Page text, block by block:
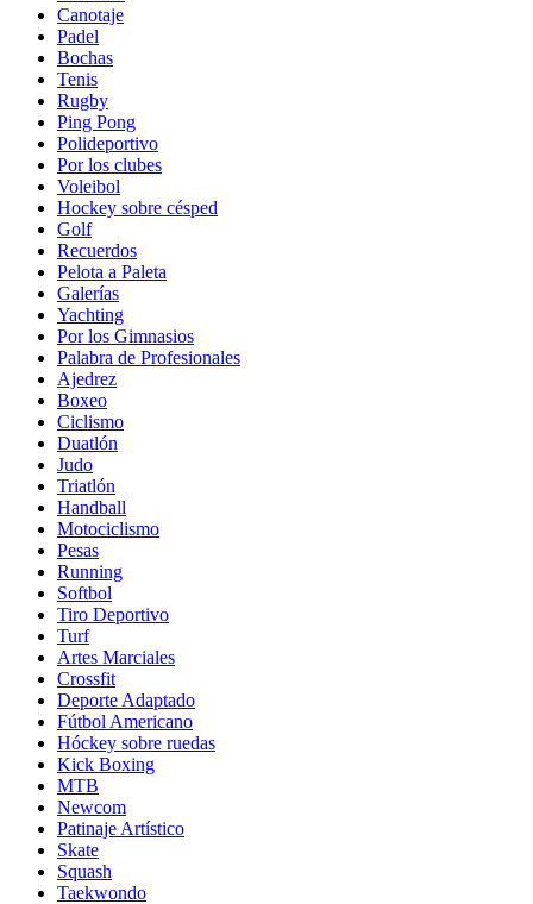
Canotaje
Padel
Bochas
Tenis
Rugby
Ping Pong
Polideportivo
Por los clubes
Voleibol
Hockey sobre césped
Golf
Recuerdos
Pelota a Paleta
Galerías
Yachting
Por los Gimnasios
Palabra de Profesionales
Ajedrez
Boxeo
Ciclismo
Duatlón
Judo
Triatlón
Handball
Motociclismo
Pesas
Running
Softbol
Tiro Deportivo
Turf
Artes Marciales
Crossfit
Deporte Adaptado
Fútbol Americano
Hóckey sobre ruedas
Kick Boxing
MTB
Newcom
Patinaje Artístico
Skate
Squash
Taekwondo